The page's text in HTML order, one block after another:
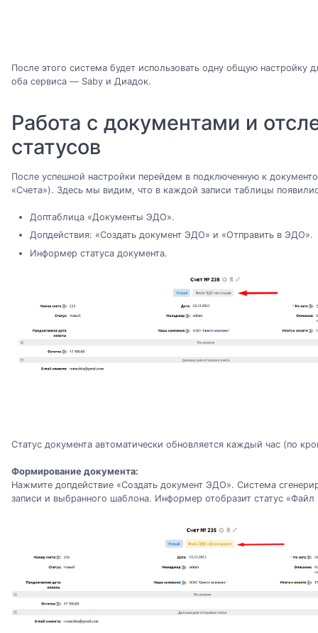
После этого система будет использовать одну общую настройку
оба сервиса — Saby и Диадок.
Работа с документами и
статусов
После успешной настройки перейдем в подключенную к
«Счета»). Здесь мы видим, что в каждой записи таблицы
Доптаблица «Документы ЭДО».
Допдействия: «Создать документ ЭДО» и «Отправить в ЭДО».
Информер статуса документа.
Статус документа автоматически обновляется каждый час (по
Формирование документа:
Нажмите допдействие «Создать документ ЭДО». Система
записи и выбранного шаблона. Информер отобразит статус